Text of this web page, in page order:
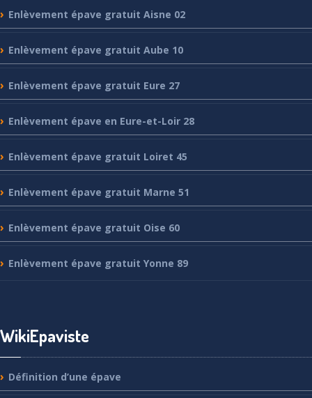
Enlèvement épave gratuit Aisne 02
Enlèvement épave gratuit Aube 10
Enlèvement épave gratuit Eure 27
Enlèvement épave en Eure-et-Loir 28
Enlèvement épave gratuit Loiret 45
Enlèvement épave gratuit Marne 51
Enlèvement épave gratuit Oise 60
Enlèvement épave gratuit Yonne 89
WikiEpaviste
Définition d’une épave